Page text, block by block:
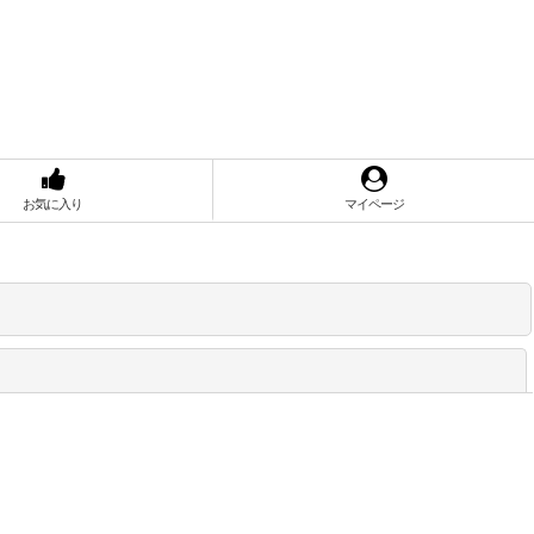
お気に入り マイページ